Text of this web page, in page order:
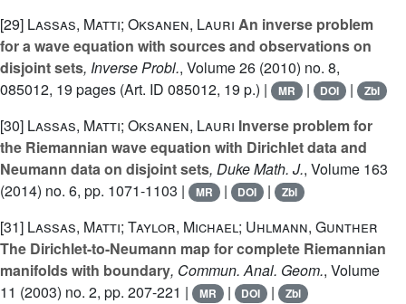
[29] Lassas, Matti; Oksanen, Lauri An inverse problem
for a wave equation with sources and observations on
disjoint sets, Inverse Probl., Volume 26 (2010) no. 8,
085012, 19 pages (Art. ID 085012, 19 p.) |
MR | DOI | Zbl
[30] Lassas, Matti; Oksanen, Lauri Inverse problem for
the Riemannian wave equation with Dirichlet data and
Neumann data on disjoint sets, Duke Math. J., Volume 163
(2014) no. 6, pp. 1071-1103 |
MR | DOI | Zbl
[31] Lassas, Matti; Taylor, Michael; Uhlmann, Gunther
The Dirichlet-to-Neumann map for complete Riemannian
manifolds with boundary, Commun. Anal. Geom., Volume
11 (2003) no. 2, pp. 207-221 | MR | DOI | Zbl